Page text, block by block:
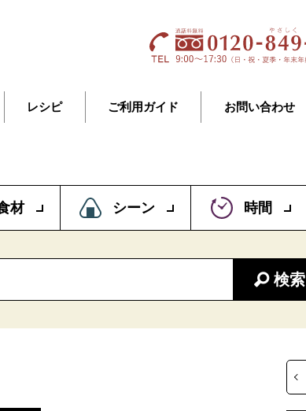
レシピ ご利用ガイド お問い合わせ
材 シーン 時間
検索